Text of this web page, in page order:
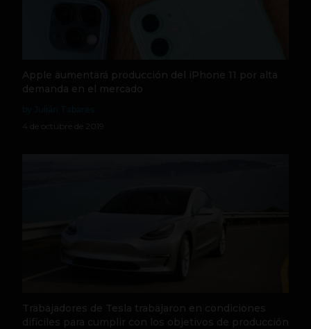
Apple aumentará producción del iPhone 11 por alta
demanda en el mercado
4 de octubre de 2019
Trabajadores de Tesla trabajaron en condiciones
difíciles para cumplir con los objetivos de producción